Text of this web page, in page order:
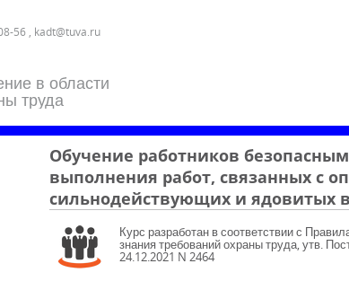
56 , kadt@tuva.ru
в области
труда
Обучение работников
выполнения работ, связанных с
сильнодействующих и ядовитых
Курс разработан в соответствии с
знания требований охраны труда, утв.
24.12.2021 N 2464